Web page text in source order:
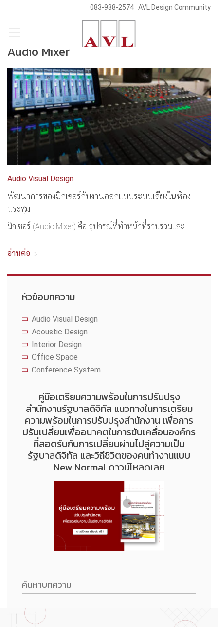
content
083-988-2574 AVL Design Community
Audio Mixer
Audio Visual Design
พัฒนาการของมิกเซอร์กับงานออกแบบระบบเสียงในห้อง
ประชุม
มิกเซอร์ (Audio Mixer) คือ อุปกรณ์ที่ทำหน้าที่รวบรวมและ ...
อ่านต่อ
หัวข้อบทความ
Audio Visual Design
Acoustic Design
Interior Design
Office Space
Conference System
คู่มือเตรียมความพร้อมในการปรับปรุง
สำนักงานรัฐบาลดิจิทัล แนวทางในการเตรียม
ความพร้อมในการปรับปรุงสำนักงาน เพื่อการ
ปรับเปลี่ยนเพื่ออนาคตในการขับเคลื่อนองค์กร
ที่สอดรับกับการเปลี่ยนผ่านไปสู่ความเป็น
รัฐบาลดิจิทัล และวิถีชิวิตของคนทำงานแบบ
New Normal ดาวน์โหลดเลย